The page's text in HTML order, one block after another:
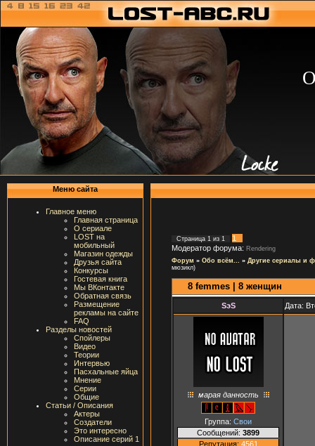
Меню сайта
Главное меню
Главная страница
О сериале
LOST на
мобильный
Магазин одежды
Друзья сайта
Конкурсы
Гостевая книга
Мы ВКонтакте
Обратная связь
Размещение
рекламы на сайте
FAQ
Разделы новостей
Спойлеры
Видео
Теории
Интервью
Пасхальные яйца
Мнение
Серии
Общие
Статьи / Описания
Актеры
Создатели
Это интересно
Описание серий 1
Страница 1 из 1
1
Модератор форума: Rendering
Форум » Обо всём... » Другие сериалы и
мюзикл)
8 femmes | 8 женщин
SэS Дата:
марая данность
Группа: Свои
Сообщений: 3899
Репутация: 4561